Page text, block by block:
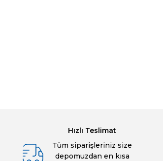
Hızlı Teslimat
Tüm siparişleriniz size
depomuzdan en kısa